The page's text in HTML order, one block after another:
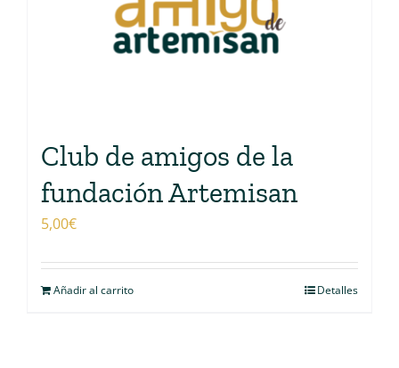
Club de amigos de la
fundación Artemisan
5,00€
Añadir al carrito Detalles